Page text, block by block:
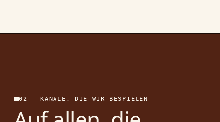
02 — KANÄLE, DIE WIR BESPIELEN